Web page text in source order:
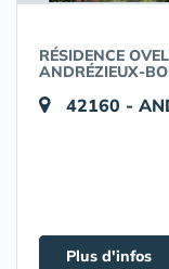
RÉSIDENCE
ANDRÉZIEUX-
42160 -
Plus d'infos